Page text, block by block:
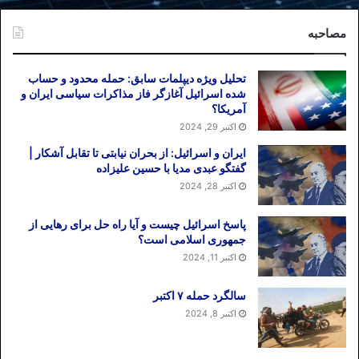
زندانی در آمریکا وجود دارد که در دنیا بی‌نظیر
است…هیچ جای دنیا، به نسبت جمعیّت، این
همه زندانی ندارد. بالاترین آمار مصرف موادّ
مخدر در جهان در آمریکا است… ۳۱ درصد
تیراندازی‌های جمعی در دنیا در آمریکا اتّفاق
می‌افتد.»
حتی اگر این آمارها درست باشند، آیا رهبر
جمهوری اسلامی از گورخوابی و کلیه فروشی
و رواج اعتیاد و رشد جرایم اقتصادی و
اجتماعی و غیره در کشور خود آگاه است؟
آمریکا و متحدان منطقه‌ایش حتی اگر اراده
برای جنگ با ایران نداشته باشند، دوگانه «نه
جنگ، نه مذاکره» فرسایش اقتصاد ایران را
دامن خواهد زد. نمونه برجسته آن ونزوئلاست.
تاریخ انتشار: ۳۰ اردیبهشت ۹۸ / رادیو فردا
مصاحبه
تحلیل ویژه دیپلمات سابق: حمله محدود و حساب
شده اسرائیل آغازگر فاز مذاکرات سیاسی ایران و
آمریکا؟
اکتبر 29, 2024
ایران و اسرائیل: از بحران نیابتی تا تقابل آشکار |
گفتگو عبدی مدیا با حسین علیزاده
اکتبر 28, 2024
پاسخ اسرائیل چیست و آیا راه حل برای رهایی از
جمهوری اسلامی است؟
اکتبر 11, 2024
سالگرد حمله ۷ اکتبر
اکتبر 8, 2024